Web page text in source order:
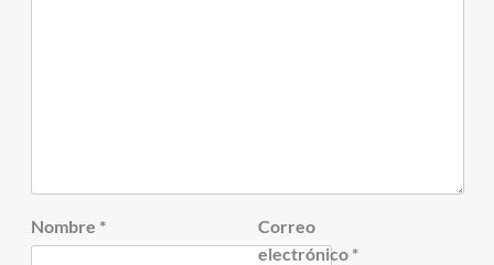
Nombre *
Correo
electrónico *